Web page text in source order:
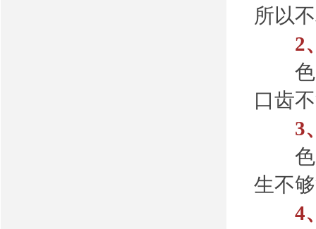
所以
2、
色素
口齿
3、
色素
生不
4、